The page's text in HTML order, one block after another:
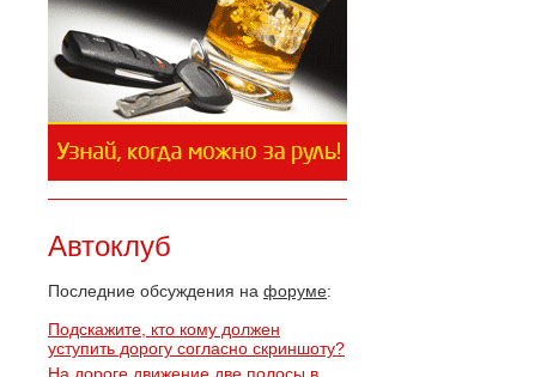
Автоклуб
Последние обсуждения на форуме:
Подскажите, кто кому должен
уступить дорогу согласно скриншоту?